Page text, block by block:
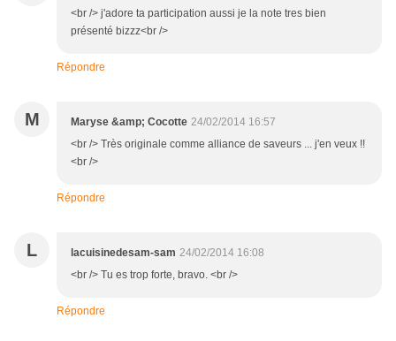
<br /> j'adore ta participation aussi je la note tres bien
présenté bizzz<br />
Répondre
M Maryse &amp; Cocotte 24/02/2014 16:57
<br /> Très originale comme alliance de saveurs ... j'en veux !!
<br />
Répondre
L lacuisinedesam-sam 24/02/2014 16:08
<br /> Tu es trop forte, bravo. <br />
Répondre